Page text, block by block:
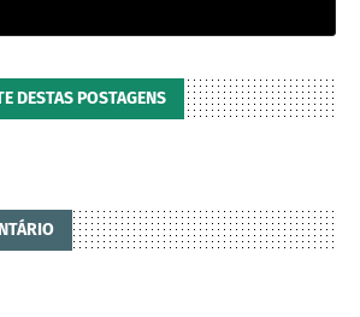
DESTAS POSTAGENS